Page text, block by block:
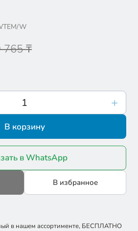
W
765 ₸
В корзину
в WhatsApp
В избранное
в нашем ассортименте, БЕСПЛАТНО